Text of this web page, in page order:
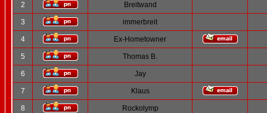
2 Breitwand
3 immerbreit
4 Ex-Hometowner
5 Thomas B.
6 Jay
7 Klaus
8 Rockolymp